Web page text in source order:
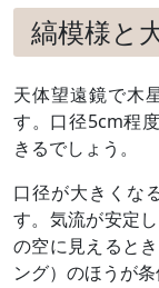
縞模様と
天体望遠鏡で木
す。口径5cm程
きるでしょう。
口径が大きくな
す。気流が安定
の空に見えると
ング）のほうが条